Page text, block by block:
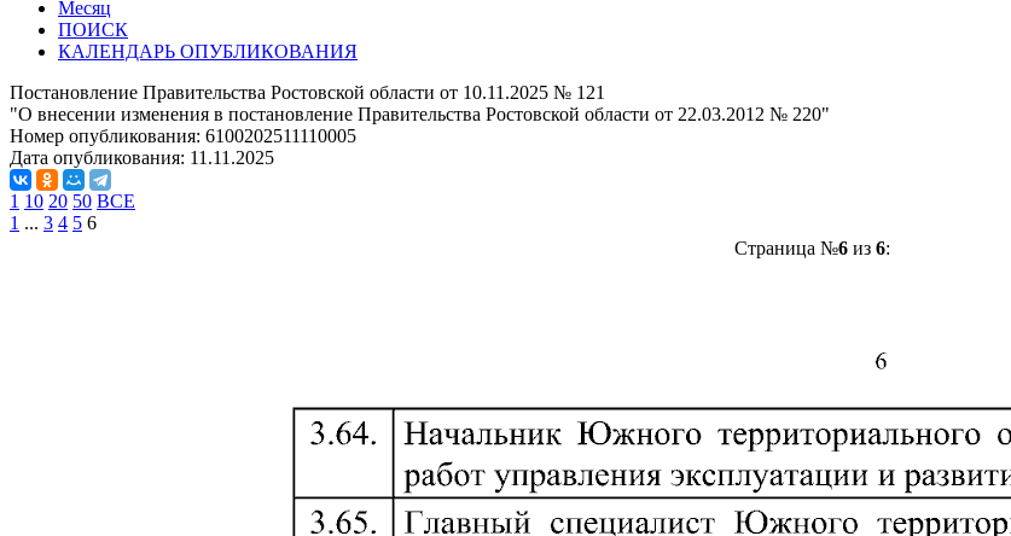
Месяц
ПОИСК
КАЛЕНДАРЬ ОПУБЛИКОВАНИЯ
Постановление Правительства Ростовской области от 10.11.2025 № 121
"О внесении изменения в постановление Правительства Ростовской области от 22.03.2012 № 220"
Номер опубликования: 6100202511110005
Дата опубликования: 11.11.2025
1 10 20 50 ВСЕ
1 ... 3 4 5 6
Страница №6из 6: